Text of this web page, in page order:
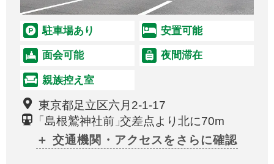
駐車場あり 安置可能
面会可能 夜間滞在
親族控え室
東京都足立区六月2-1-17
「 島根鷲神社前」交差点より北に70m
＋ 交通機関・アクセスをさらに確認